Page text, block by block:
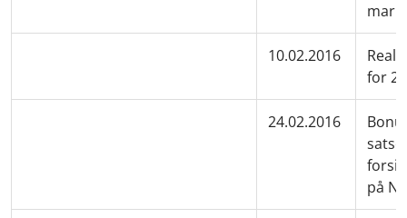
10.02.2016
for
24.02.2016
på